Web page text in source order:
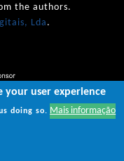
the authors.
Lda .
your user experience
doing so. Mais informação